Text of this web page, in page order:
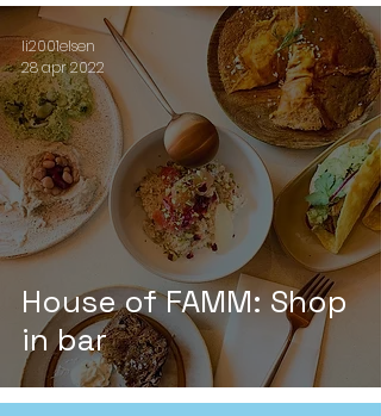
House of FAMM: Shop
in bar
li2001elsen
28 apr 2022